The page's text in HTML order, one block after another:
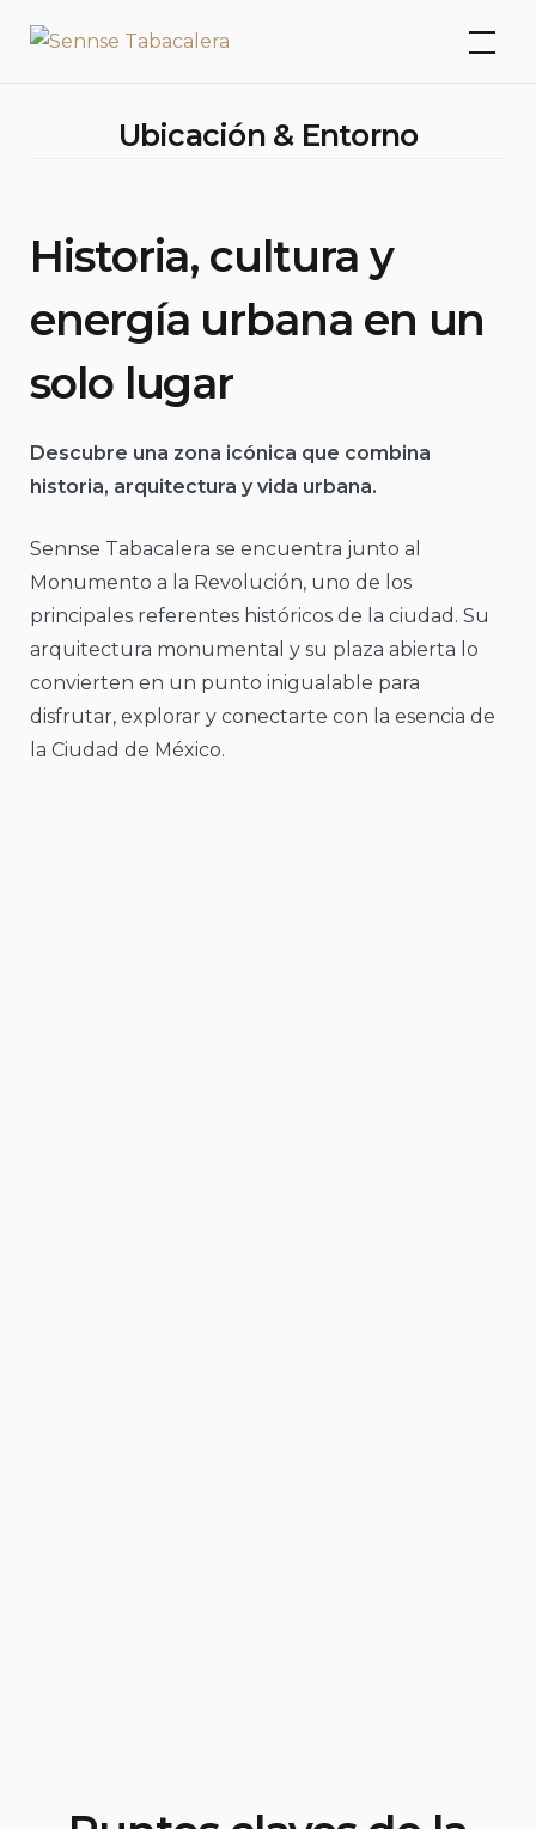
Sennse Tabacalera
Ubicación & Entorno
Historia, cultura y
energía urbana en un
solo lugar
Descubre una zona icónica que combina
historia, arquitectura y vida urbana.
Sennse Tabacalera se encuentra junto al
Monumento a la Revolución, uno de los
principales referentes históricos de la ciudad. Su
arquitectura monumental y su plaza abierta lo
convierten en un punto inigualable para
disfrutar, explorar y conectarte con la esencia de
la Ciudad de México.